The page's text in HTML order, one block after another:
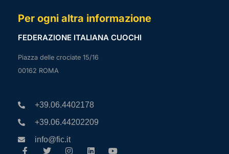
Per ogni altra informazione
FEDERAZIONE ITALIANA CUOCHI
Piazza delle crociate 15/16
00162 ROMA
+39.06.4402178
+39.06.44202209
info@fic.it